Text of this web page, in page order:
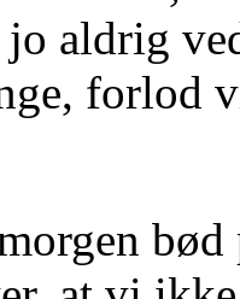
jo aldrig
forlod
bød